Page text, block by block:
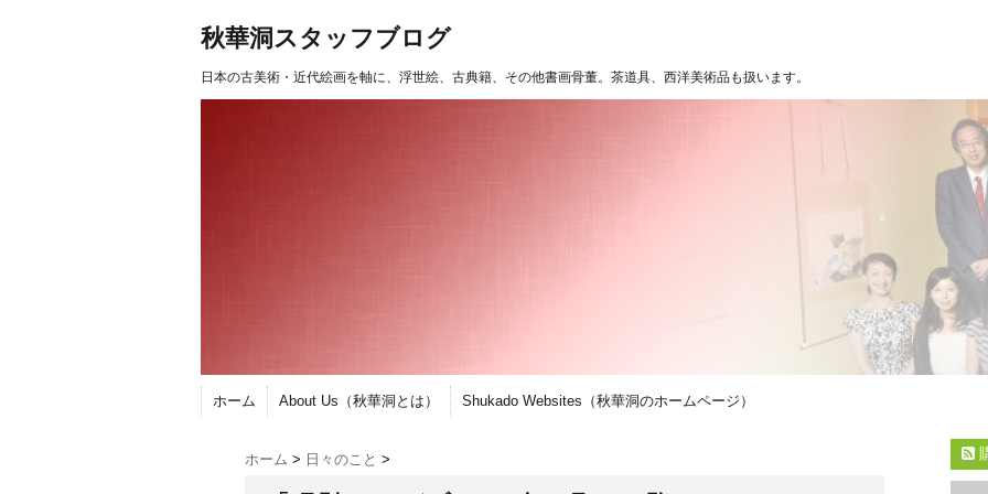
秋華洞スタッフブログ
日本の古美術・近代絵画を軸に、浮世絵、古典籍、その他書画骨董。茶道具、西洋美術品も扱います。
ホーム About Us（秋華洞とは） Shukado Websites（秋華洞のホームページ）
ホーム > 日々のこと >